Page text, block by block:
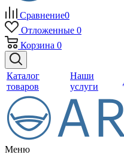
Сравнение0
Отложенные 0
Корзина 0
Каталог
товаров
Наши
услуги
Меню